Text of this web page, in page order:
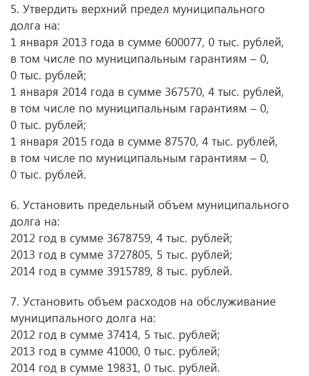
5. Утвердить верхний предел муниципального
долга на:
1 января 2013 года в сумме 600077, 0 тыс. рублей,
в том числе по муниципальным гарантиям – 0,
0 тыс. рублей;
1 января 2014 года в сумме 367570, 4 тыс. рублей,
в том числе по муниципальным гарантиям – 0,
0 тыс. рублей;
1 января 2015 года в сумме 87570, 4 тыс. рублей,
в том числе по муниципальным гарантиям – 0,
0 тыс. рублей.
6. Установить предельный объем муниципального
долга на:
2012 год в сумме 3678759, 4 тыс. рублей;
2013 год в сумме 3727805, 5 тыс. рублей;
2014 год в сумме 3915789, 8 тыс. рублей.
7. Установить объем расходов на обслуживание
муниципального долга на:
2012 год в сумме 37414, 5 тыс. рублей;
2013 год в сумме 41000, 0 тыс. рублей;
2014 год в сумме 19831, 0 тыс. рублей.